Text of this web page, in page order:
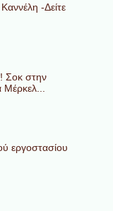
-Δείτε
Σοκ στην
εργοστασίου